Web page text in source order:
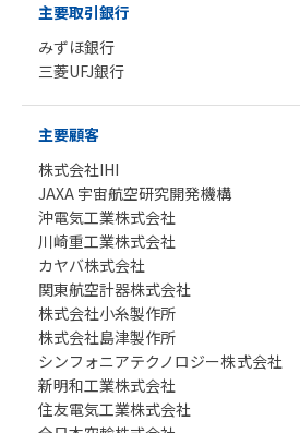
主要取引銀行
みずほ銀行
三菱UFJ銀行
主要顧客
株式会社IHI
JAXA 宇宙航空研究開発機構
沖電気工業株式会社
川崎重工業株式会社
カヤバ株式会社
関東航空計器株式会社
株式会社小糸製作所
株式会社島津製作所
シンフォニアテクノロジー株式会社
新明和工業株式会社
住友電気工業株式会社